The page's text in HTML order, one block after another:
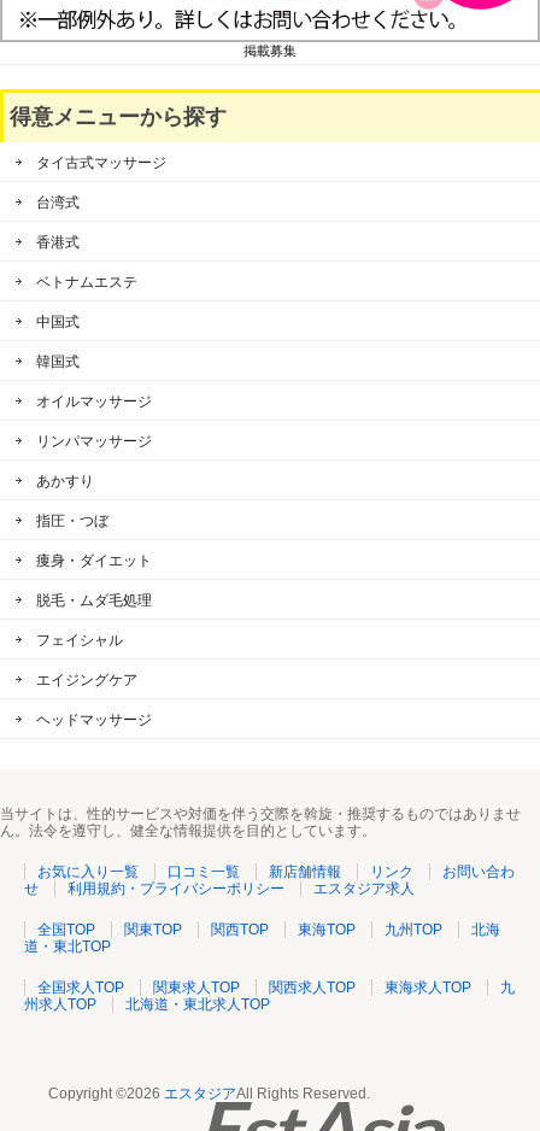
掲載募集
得意メニューから探す
タイ古式マッサージ
台湾式
香港式
ベトナムエステ
中国式
韓国式
オイルマッサージ
リンパマッサージ
あかすり
指圧・つぼ
痩身・ダイエット
脱毛・ムダ毛処理
フェイシャル
エイジングケア
ヘッドマッサージ
当サイトは、性的サービスや対価を伴う交際を斡旋・推奨するものではありませ
ん。法令を遵守し、健全な情報提供を目的としています。
お気に入り一覧 口コミ一覧 新店舗情報 リンク
お問い合わ
せ
利用規約・プライバシーポリシー エスタジア求人
全国TOP 関東TOP 関西TOP 東海TOP 九州TOP
北海
道・東北TOP
全国求人TOP 関東求人TOP 関西求人TOP 東海求人TOP
九
州求人TOP
北海道・東北求人TOP
Copyright ©2026 エスタジアAll Rights Reserved.